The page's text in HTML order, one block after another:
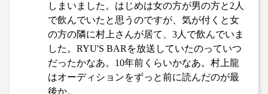
しまいました。はじめは女の方が男の方と2人
で飲んでいたと思うのですが、気が付くと女
の方の隣に村上さんが居て、3人で飲んでいま
した。RYU'S BARを放送していたのっていつ
だったかなあ。10年前くらいかなあ。村上龍
はオーディションをずっと前に読んだのが最
後か。